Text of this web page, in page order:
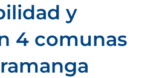
y
4 comunas